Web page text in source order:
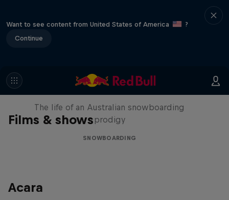
Want to see content from United States of America
?
Continue
Films & shows
Volare: Valentino Guseli
The life of an Australian snowboarding
prodigy
SNOWBOARDING
Acara